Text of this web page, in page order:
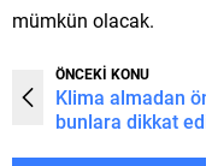
mümkün olacak.
ÖNCEKİ KONU
Klima almadan
bunlara dikkat